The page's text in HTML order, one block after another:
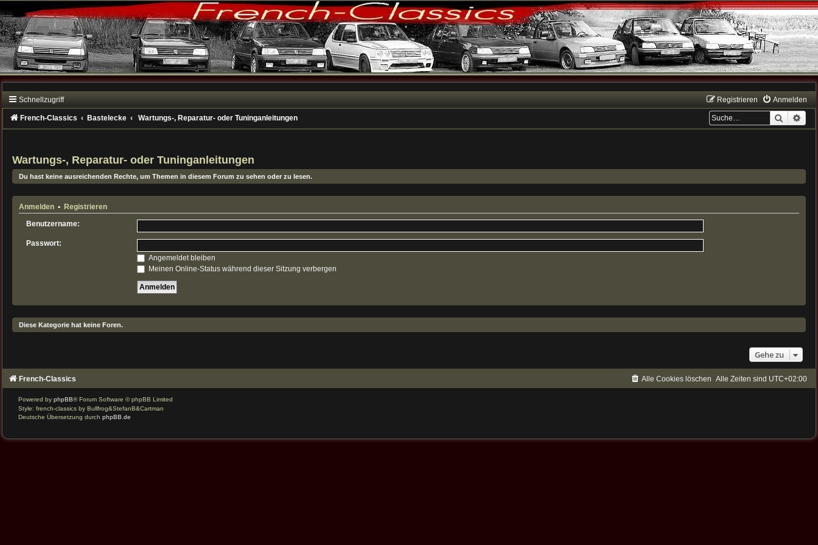
Schnellzugriff Anmelden
Registrieren
Suche
French-Classics Bastelecke Wartungs-, Reparatur- oder Tuninganleitungen
Wartungs-, Reparatur- oder Tuninganleitungen
Du hast keine ausreichenden Rechte, um Themen in diesem Forum zu sehen oder zu lesen.
Anmelden • Registrieren
Benutzername:
Passwort:
Angemeldet bleiben
Meinen Online-Status während dieser Sitzung verbergen
Diese Kategorie hat keine Foren.
Gehe zu
French-Classics Alle Zeiten sind UTC+02:00
Alle Cookies löschen
Powered byphpBB® Forum Software © phpBB Limited
Style: french-classics by Bullfrog&StefanB&Cartman
Deutsche Übersetzung durchphpBB.de